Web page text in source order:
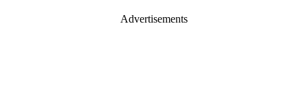
Advertisements